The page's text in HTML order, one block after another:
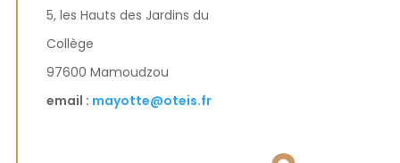
5, les Hauts des Jardins du
Collège
97600 Mamoudzou
email : mayotte@oteis.fr